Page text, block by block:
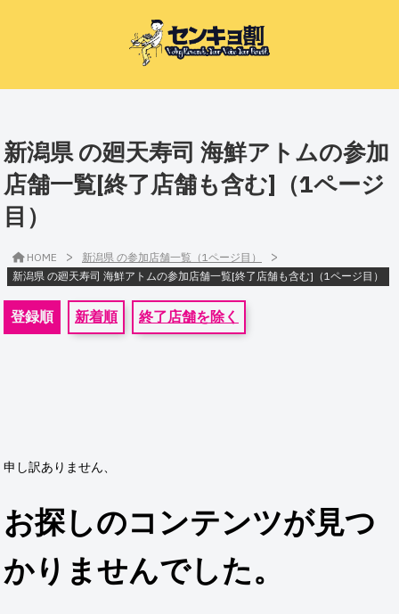
新潟県 の廻天寿司 海鮮アトムの参加
店舗一覧[終了店舗も含む]（1ページ
目）
HOME > 新潟県 の参加店舗一覧（1ページ目） >
新潟県 の廻天寿司 海鮮アトムの参加店舗一覧[終了店舗も含む]（1ページ目）
登録順 新着順 終了店舗を除く
申し訳ありません、
お探しのコンテンツが見つ
かりませんでした。